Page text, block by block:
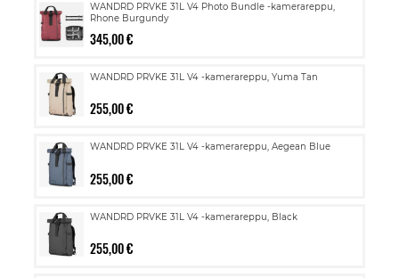
WANDRD PRVKE 31L V4 Photo Bundle -kamerareppu,
Rhone Burgundy
345,00 €
WANDRD PRVKE 31L V4 -kamerareppu, Yuma Tan
255,00 €
WANDRD PRVKE 31L V4 -kamerareppu, Aegean Blue
255,00 €
WANDRD PRVKE 31L V4 -kamerareppu, Black
255,00 €